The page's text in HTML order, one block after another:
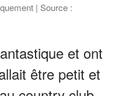
| Source :
et ont
être petit et